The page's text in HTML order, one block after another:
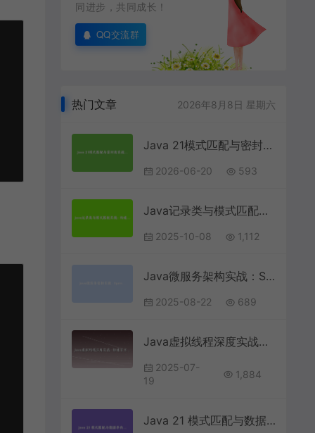
同进步，共同成长！
QQ交流群
热门文章 2026年8月8日 星期六
Java 21模式匹配与密封类实战：用类型安全构建零出错的表达式求值器
2026-06-20 593
Java记录类与模式匹配实战：构建类型安全的领域模型 | Java现代化开发
2025-10-08 1,112
Java微服务架构实战：Spring Cloud Alibaba分布式电商平台开发指南
2025-08-22 689
Java虚拟线程深度实战：构建百万级并发的轻量级爬虫系统
2025-07-
19
1,884
Java 21 模式匹配与数据导向编程实战：用 Switch 表达式解构复杂业务逻辑